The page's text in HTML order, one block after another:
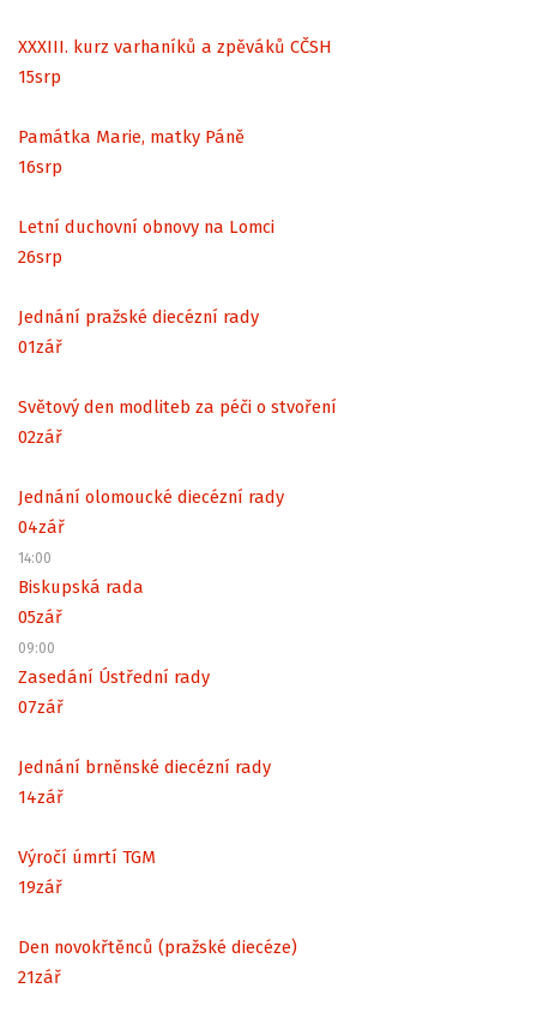
XXXIII. kurz varhaníků a zpěváků CČSH
15srp
Památka Marie, matky Páně
16srp
Letní duchovní obnovy na Lomci
26srp
Jednání pražské diecézní rady
01zář
Světový den modliteb za péči o stvoření
02zář
Jednání olomoucké diecézní rady
04zář
14:00
Biskupská rada
05zář
09:00
Zasedání Ústřední rady
07zář
Jednání brněnské diecézní rady
14zář
Výročí úmrtí TGM
19zář
Den novokřtěnců (pražské diecéze)
21zář